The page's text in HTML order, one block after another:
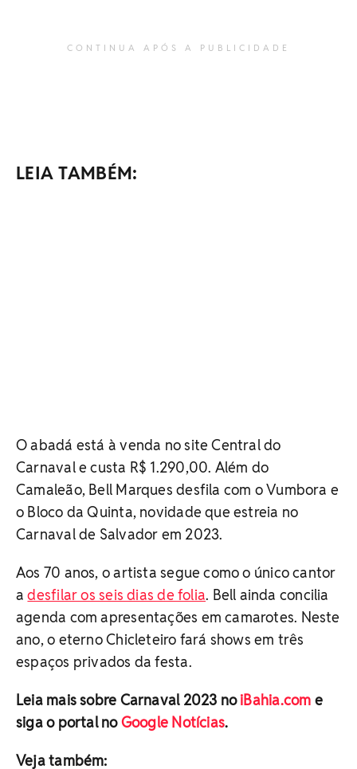
CONTINUA APÓS A PUBLICIDADE
LEIA TAMBÉM:
O abadá está à venda no site Central do
Carnaval e custa R$ 1.290,00. Além do
Camaleão, Bell Marques desfila com o Vumbora e
o Bloco da Quinta, novidade que estreia no
Carnaval de Salvador em 2023.
Aos 70 anos, o artista segue como o único cantor
adesfilar os seis dias de folia. Bell ainda concilia
agenda com apresentações em camarotes. Neste
ano, o eterno Chicleteiro fará shows em três
espaços privados da festa.
Leia mais sobre Carnaval 2023 noiBahia.com e
siga o portal noGoogle Notícias.
Veja também: